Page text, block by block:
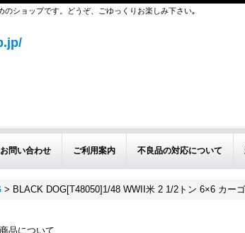
ショップです。どうぞ、ごゆっくりお楽しみ下さい｡
お問い合わせ ご利用案内 不良品の対応について
> BLACK DOG[T48050]1/48 WWII米 2 1/2トン 6×6 カー
品について